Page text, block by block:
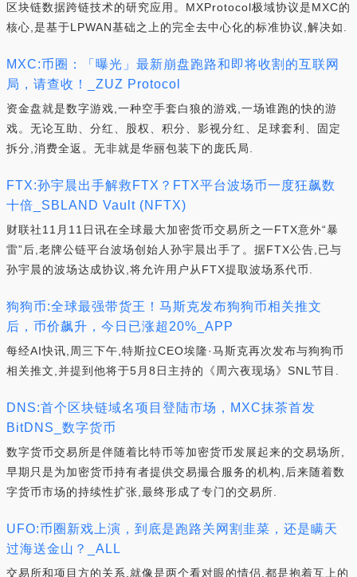
区块链数据跨链技术的研究应用。MXProtocol极域协议是MXC的
核心,是基于LPWAN基础之上的完全去中心化的标准协议,解决如.
MXC:币圈：「曝光」最新崩盘跑路和即将收割的互联网
局，请查收！_ZUZ Protocol
资金盘就是数字游戏,一种空手套白狼的游戏,一场谁跑的快的游
戏。无论互助、分红、股权、积分、影视分红、足球套利、固定
拆分,消费全返。无非就是华丽包装下的庞氏局.
FTX:孙宇晨出手解救FTX？FTX平台波场币一度狂飙数
十倍_SBLAND Vault (NFTX)
财联社11月11日讯在全球最大加密货币交易所之一FTX意外“暴
雷”后,老牌公链平台波场创始人孙宇晨出手了。据FTX公告,已与
孙宇晨的波场达成协议,将允许用户从FTX提取波场系代币.
狗狗币:全球最强带货王！马斯克发布狗狗币相关推文
后，币价飙升，今日已涨超20%_APP
每经AI快讯,周三下午,特斯拉CEO埃隆·马斯克再次发布与狗狗币
相关推文,并提到他将于5月8日主持的《周六夜现场》SNL节目.
DNS:首个区块链域名项目登陆市场，MXC抹茶首发
BitDNS_数字货币
数字货币交易所是伴随着比特币等加密货币发展起来的交易场所,
早期只是为加密货币持有者提供交易撮合服务的机构,后来随着数
字货币市场的持续性扩张,最终形成了专门的交易所.
UFO:币圈新戏上演，到底是跑路关网割韭菜，还是瞒天
过海送金山？_ALL
交易所和项目方的关系,就像是两个看对眼的情侣,都是抱着互上的